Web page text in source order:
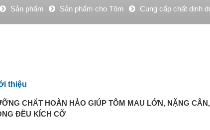
Sản phẩm Sản phẩm cho Tôm Cung cấp chất dinh
thiệu
CHẤT HOÀN HẢO GIÚP TÔM MAU LỚN, NẶNG CÂN,
ĐỀU KÍCH CỠ